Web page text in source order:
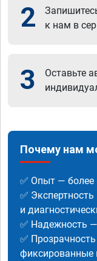
2
к нам в
3
Оставьте
Почему нам
✅ Опыт — более
✅
и
✅ Надежность
✅
фиксированные